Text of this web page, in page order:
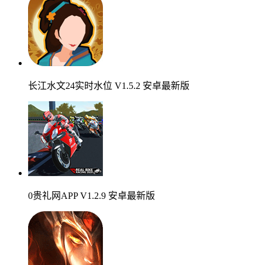
长江水文24实时水位 V1.5.2 安卓最新版
0贵礼网APP V1.2.9 安卓最新版